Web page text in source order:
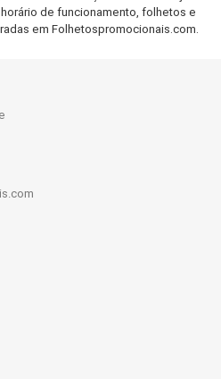
de funcionamento, folhetos e
em Folhetospromocionais.com.